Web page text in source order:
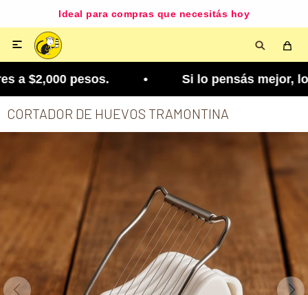
Ideal para compras que necesitás hoy

a $2,000 pesos. • Si lo pensás mejor, lo
CORTADOR DE HUEVOS TRAMONTINA